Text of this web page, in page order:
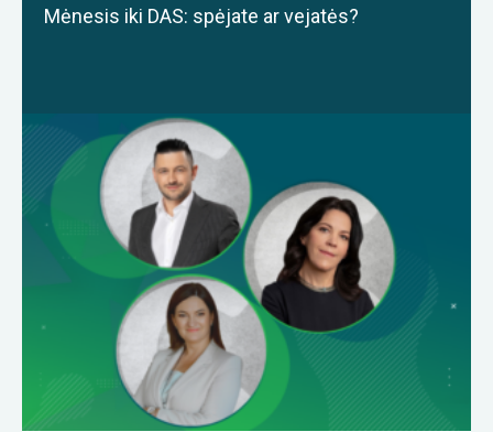
Mėnesis iki DAS: spėjate ar vejatės?